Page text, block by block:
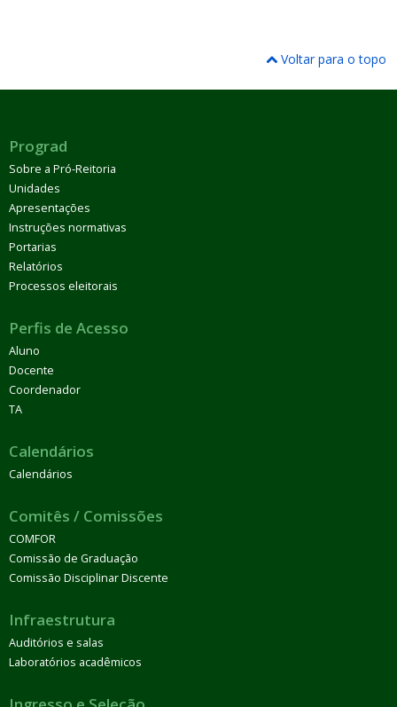
Voltar para o topo
Prograd
Sobre a Pró-Reitoria
Unidades
Apresentações
Instruções normativas
Portarias
Relatórios
Processos eleitorais
Perfis de Acesso
Aluno
Docente
Coordenador
TA
Calendários
Calendários
Comitês / Comissões
COMFOR
Comissão de Graduação
Comissão Disciplinar Discente
Infraestrutura
Auditórios e salas
Laboratórios acadêmicos